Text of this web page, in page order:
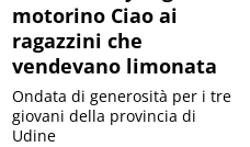
motorino Ciao ai
ragazzini che
vendevano limonata
Ondata di generosità per i tre
giovani della provincia di
Udine